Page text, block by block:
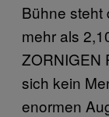
Bühne steht
mehr als
ZORNIGEN
sich kein
enormen